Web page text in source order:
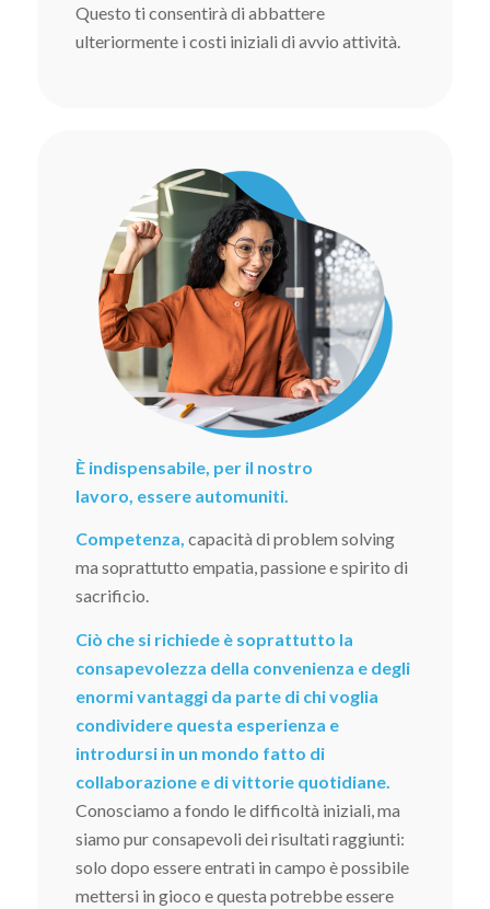
Questo ti consentirà di abbattere
ulteriormente i costi iniziali di avvio attività.
È indispensabile, per il nostro
lavoro, essere automuniti.
Competenza, capacità di problem solving
ma soprattutto empatia, passione e spirito di
sacrificio.
Ciò che si richiede è soprattutto la
consapevolezza della convenienza e degli
enormi vantaggi da parte di chi voglia
condividere questa esperienza e
introdursi in un mondo fatto di
collaborazione e di vittorie quotidiane.
Conosciamo a fondo le difficoltà iniziali, ma
siamo pur consapevoli dei risultati raggiunti:
solo dopo essere entrati in campo è possibile
mettersi in gioco e questa potrebbe essere